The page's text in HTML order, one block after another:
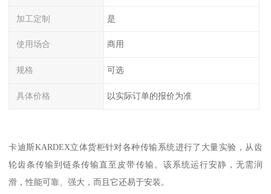
加工定制 是
使用场合 商用
规格 可选
具体价格 以实际订单的报价为准
卡迪斯KARDEX立体货柜针对各种传输系统进行了大量实验，从齿
轮齿条传输到链条传输直至皮带传输。该系统运行安静，无需润
滑，性能可靠、强大，而且它还易于安装。